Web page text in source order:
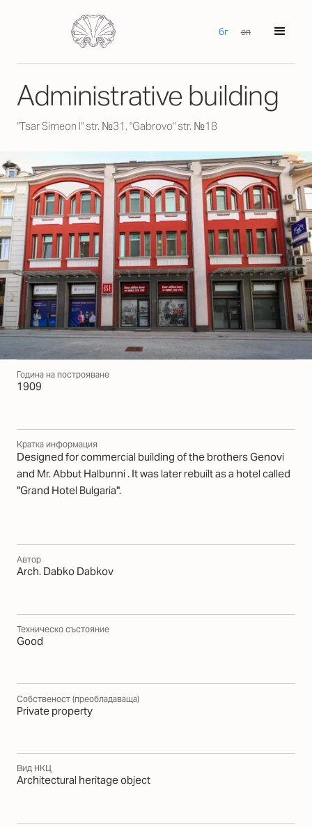
бг en
Аdministrative building
"Tsar Simeon I" str. №31, "Gabrovo" str. №18
Година на построяване
1909
Кратка информация
Designed for commercial building of the brothers Genovi
and Mr. Abbut Halbunni . It was later rebuilt as a hotel called
"Grand Hotel Bulgaria".
Автор
Arch. Dabko Dabkov
Техническо състояние
Good
Собственост (преобладаваща)
Private property
Вид НКЦ
Architectural heritage object